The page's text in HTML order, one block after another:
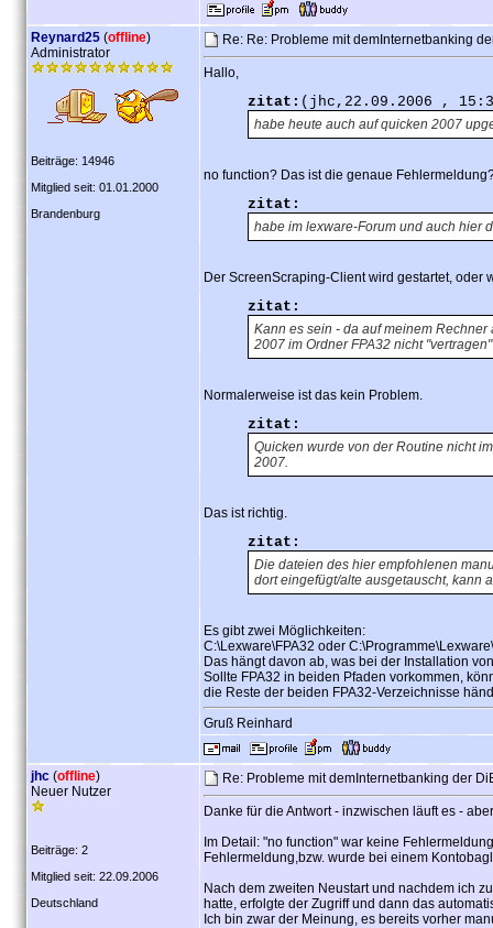
Reynard25 (offline)
Administrator
Beiträge: 14946
Mitglied seit: 01.01.2000
Brandenburg
Re: Re: Probleme mit demInternetbanking
Hallo,
zitat: (jhc,22.09.2006 ,
habe heute auch auf quicken 2007
no function? Das ist die genaue
zitat:
habe im lexware-Forum und auch hier
Der ScreenScraping-Client wird gestartet, oder
zitat:
Kann es sein - da auf meinem
2007 im Ordner FPA32 nicht
Normalerweise ist das kein Problem.
zitat:
Quicken wurde von der Routine nicht
2007.
Das ist richtig.
zitat:
Die dateien des hier empfohlenen
dort eingefügt/alte ausgetauscht, kann
Es gibt zwei Möglichkeiten:
C:\Lexware\FPA32 oder
Das hängt davon ab, was bei der Installation
Sollte FPA32 in beiden Pfaden vorkommen,
die Reste der beiden FPA32-Verzeichnisse
Gruß Reinhard
jhc (offline)
Neuer Nutzer
Beiträge: 2
Mitglied seit: 22.09.2006
Deutschland
Re: Probleme mit demInternetbanking der
Danke für die Antwort - inzwischen läuft es -
Im Detail: "no function" war keine
Fehlermeldung,bzw. wurde bei einem
Nach dem zweiten Neustart und nachdem ich
hatte, erfolgte der Zugriff und dann das
Ich bin zwar der Meinung, es bereits vorher